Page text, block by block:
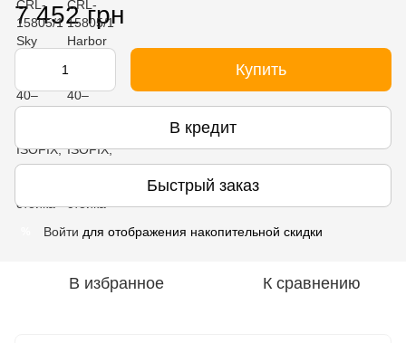
7 452 грн
Купить
В кредит
Быстрый заказ
Войти для отображения накопительной скидки
В избранное К сравнению